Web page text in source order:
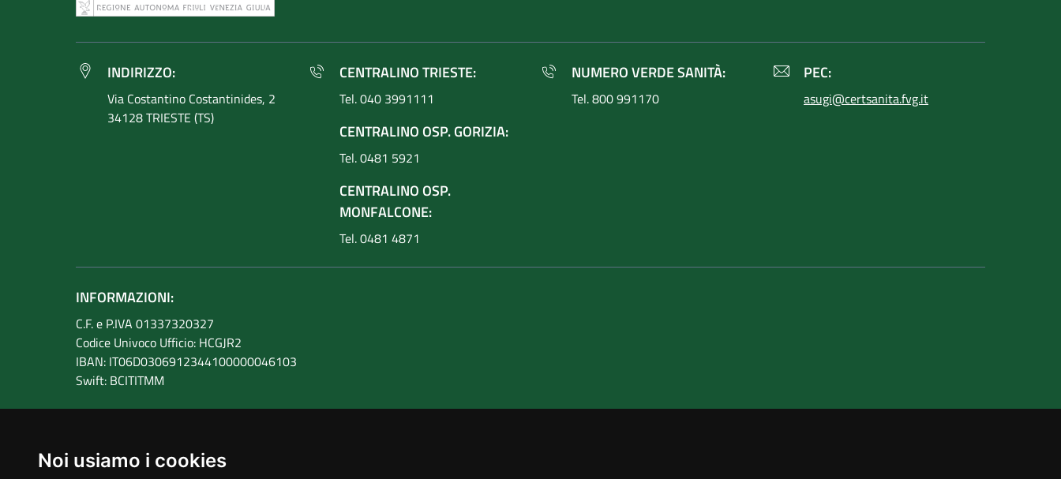
Noi usiamo i cookies
INDIRIZZO:
Via Costantino Costantinides, 2
34128 TRIESTE (TS)
CENTRALINO TRIESTE:
Tel. 040 3991111
CENTRALINO OSP. GORIZIA:
Tel. 0481 5921
CENTRALINO OSP.
MONFALCONE:
Tel. 0481 4871
NUMERO VERDE SANITÀ:
Tel. 800 991170
PEC:
asugi@certsanita.fvg.it
INFORMAZIONI:
C.F. e P.IVA 01337320327
Codice Univoco Ufficio: HCGJR2
IBAN: IT06D0306912344100000046103
Swift: BCITITMM
Amministrazione trasparente